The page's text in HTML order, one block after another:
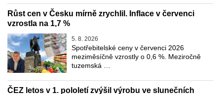
Růst cen v Česku mírně zrychlil. Inflace v červenci
vzrostla na 1,7 %
5. 8. 2026
Spotřebitelské ceny v červenci 2026
meziměsíčně vzrostly o 0,6 %. Meziročně
tuzemská …
ČEZ letos v 1. pololetí zvýšil výrobu ve slunečních